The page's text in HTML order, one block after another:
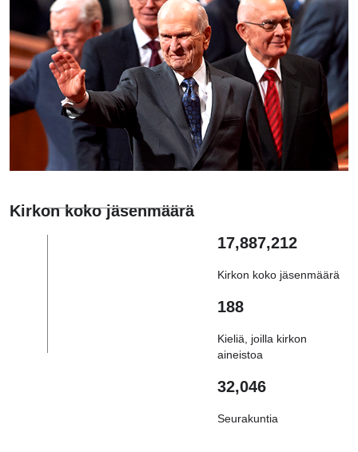
Kirkon koko jäsenmäärä
17,887,212
Kirkon koko jäsenmäärä
188
Kieliä, joilla kirkon
aineistoa
32,046
Seurakuntia